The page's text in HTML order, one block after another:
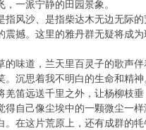
一派宁静的田园景象。
风沙、是指柴达木无边无际
撼。这里的雅丹群无疑将成
味道，兰天里百灵子的歌声
沉思着我不明白的生命和精
笛远送千里之外，让杨柳枝
自己像尘埃中的一颗微尘一
在这片荒原上，还有成群的